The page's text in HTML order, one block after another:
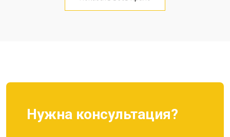
Замена кнопки включения от 1750 ₽
Нужна консультация?